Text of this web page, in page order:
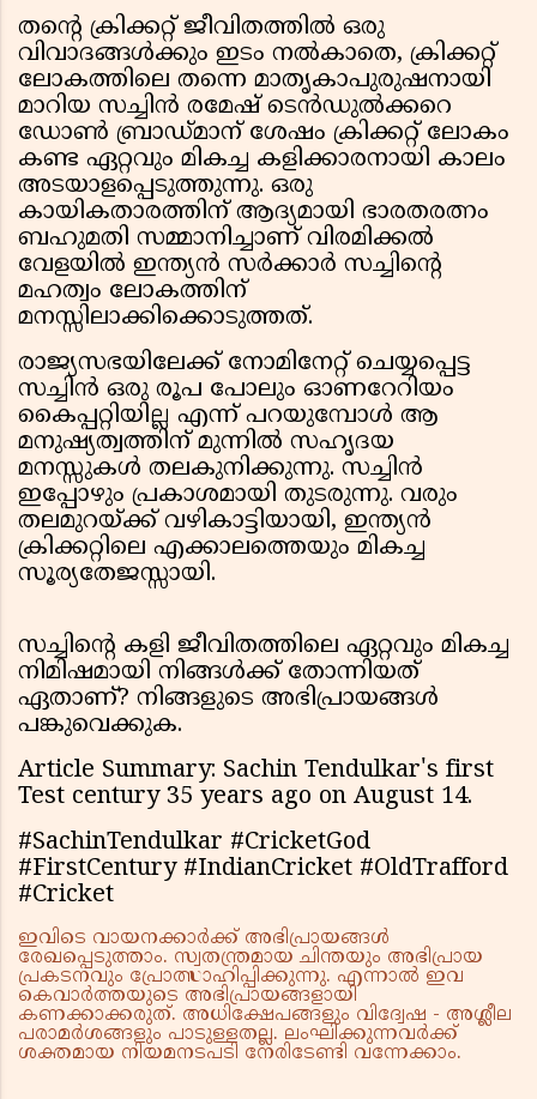
തന്റെ ക്രിക്കറ്റ് ജീവിതത്തിൽ ഒരു
വിവാദങ്ങൾക്കും ഇടം നൽകാതെ, ക്രിക്കറ്റ്
ലോകത്തിലെ തന്നെ മാതൃകാപുരുഷനായി
മാറിയ സച്ചിൻ രമേഷ് ടെൻഡുൽക്കറെ
ഡോൺ ബ്രാഡ്മാന് ശേഷം ക്രിക്കറ്റ് ലോകം
കണ്ട ഏറ്റവും മികച്ച കളിക്കാരനായി കാലം
അടയാളപ്പെടുത്തുന്നു. ഒരു
കായികതാരത്തിന് ആദ്യമായി ഭാരതരത്നം
ബഹുമതി സമ്മാനിച്ചാണ് വിരമിക്കൽ
വേളയിൽ ഇന്ത്യൻ സർക്കാർ സച്ചിന്റെ
മഹത്വം ലോകത്തിന്
മനസ്സിലാക്കിക്കൊടുത്തത്.
രാജ്യസഭയിലേക്ക് നോമിനേറ്റ് ചെയ്യപ്പെട്ട
സച്ചിൻ ഒരു രൂപ പോലും ഓണറേറിയം
കൈപ്പറ്റിയില്ല എന്ന് പറയുമ്പോൾ ആ
മനുഷ്യത്വത്തിന് മുന്നിൽ സഹൃദയ
മനസ്സുകൾ തലകുനിക്കുന്നു. സച്ചിൻ
ഇപ്പോഴും പ്രകാശമായി തുടരുന്നു. വരും
തലമുറയ്ക്ക് വഴികാട്ടിയായി, ഇന്ത്യൻ
ക്രിക്കറ്റിലെ എക്കാലത്തെയും മികച്ച
സൂര്യതേജസ്സായി.
സച്ചിന്റെ കളി ജീവിതത്തിലെ ഏറ്റവും മികച്ച
നിമിഷമായി നിങ്ങൾക്ക് തോന്നിയത്
ഏതാണ്? നിങ്ങളുടെ അഭിപ്രായങ്ങൾ
പങ്കുവെക്കുക.
Article Summary: Sachin Tendulkar's first
Test century 35 years ago on August 14.
#SachinTendulkar #CricketGod
#FirstCentury #IndianCricket #OldTrafford
#Cricket
ഇവിടെ വായനക്കാർക്ക് അഭിപ്രായങ്ങൾ
രേഖപ്പെടുത്താം. സ്വതന്ത്രമായ ചിന്തയും അഭിപ്രായ
പ്രകടനവും പ്രോത്സാഹിപ്പിക്കുന്നു. എന്നാൽ ഇവ
കെവാർത്തയുടെ അഭിപ്രായങ്ങളായി
കണക്കാക്കരുത്. അധിക്ഷേപങ്ങളും വിദ്വേഷ - അശ്ലീല
പരാമർശങ്ങളും പാടുള്ളതല്ല. ലംഘിക്കുന്നവർക്ക്
ശക്തമായ നിയമനടപടി നേരിടേണ്ടി വന്നേക്കാം.